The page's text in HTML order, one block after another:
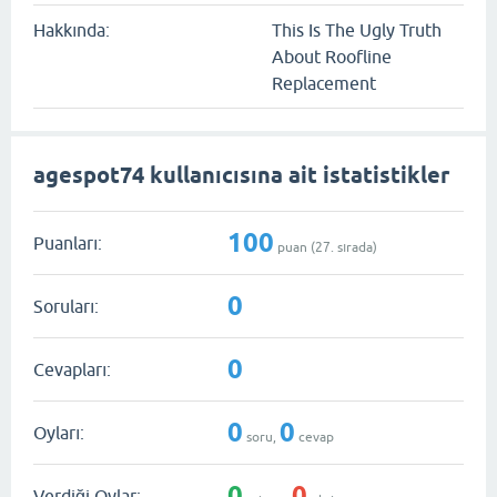
Hakkında:
This Is The Ugly Truth
About Roofline
Replacement
agespot74 kullanıcısına ait istatistikler
Puanları: 100 puan (27 . sırada)
Soruları: 0
Cevapları: 0
Oyları: 0 soru, 0 cevap